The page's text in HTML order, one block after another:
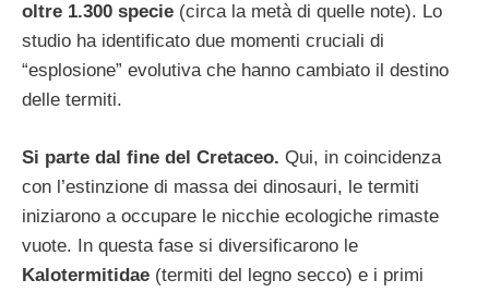
oltre 1.300 specie (circa la metà di quelle note). Lo
studio ha identificato due momenti cruciali di
“esplosione” evolutiva che hanno cambiato il destino
delle termiti.
Si parte dal fine del Cretaceo. Qui, in coincidenza
con l’estinzione di massa dei dinosauri, le termiti
iniziarono a occupare le nicchie ecologiche rimaste
vuote. In questa fase si diversificarono le
Kalotermitidae (termiti del legno secco) e i primi